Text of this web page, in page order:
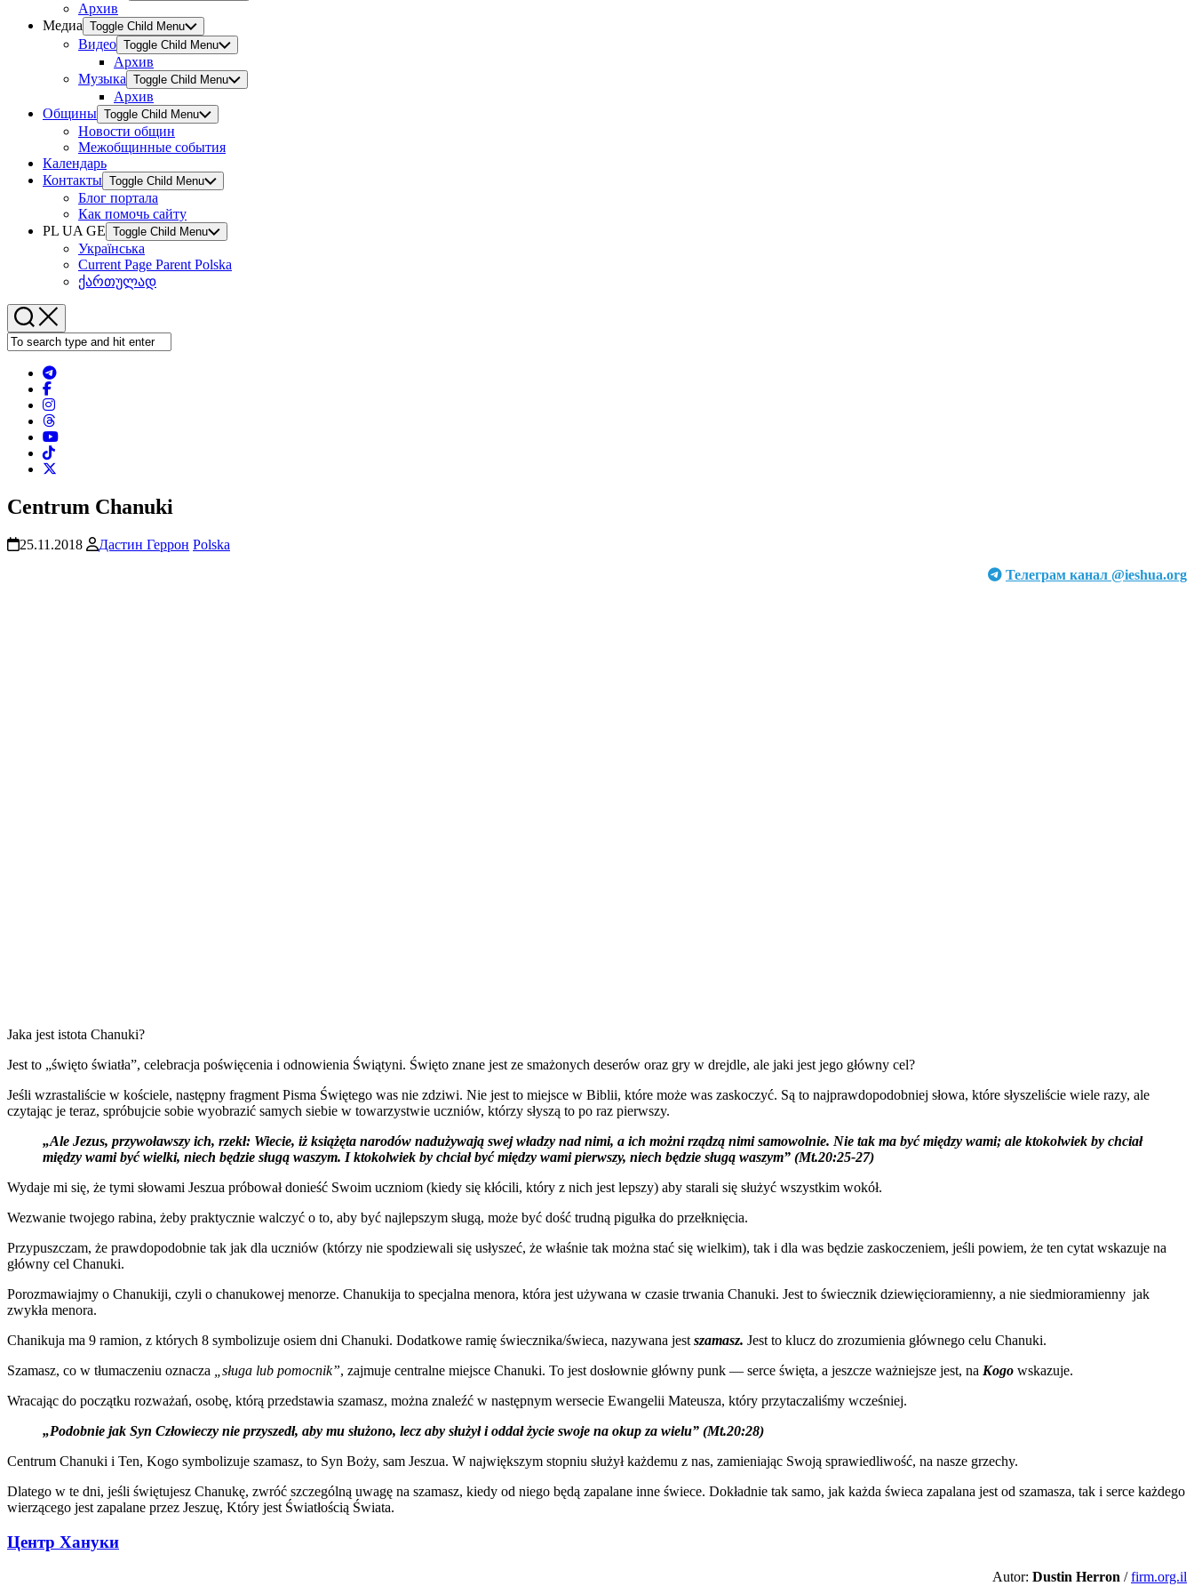
Архив
Медиа Toggle Child Menu
Видео Toggle Child Menu
Архив
Музыка Toggle Child Menu
Архив
Общины Toggle Child Menu
Новости общин
Межобщинные события
Календарь
Контакты Toggle Child Menu
Блог портала
Как помочь сайту
PL UA GE Toggle Child Menu
Українська
Current Page Parent Polska
ქართულად
Centrum Chanuki
25.11.2018 Дастин Геррон Polska
Телеграм канал @ieshua.org
Jaka jest istota Chanuki?
Jest to „święto światła”, celebracja poświęcenia i odnowienia Świątyni. Święto znane jest ze smażonych deserów oraz gry w drejdle, ale jaki jest jego główny cel?
Jeśli wzrastaliście w kościele, następny fragment Pisma Świętego was nie zdziwi. Nie jest to miejsce w Biblii, które może was zaskoczyć. Są to najprawdopodobniej słowa, które słyszeliście wiele razy, ale
czytając je teraz, spróbujcie sobie wyobrazić samych siebie w towarzystwie uczniów, którzy słyszą to po raz pierwszy.
„Ale Jezus, przywoławszy ich, rzekł: Wiecie, iż książęta narodów nadużywają swej władzy nad nimi, a ich możni rządzą nimi samowolnie. Nie tak ma być między wami; ale ktokolwiek by chciał
między wami być wielki, niech będzie sługą waszym. I ktokolwiek by chciał być między wami pierwszy, niech będzie sługą waszym” (Mt.20:25-27)
Wydaje mi się, że tymi słowami Jeszua próbował donieść Swoim uczniom (kiedy się kłócili, który z nich jest lepszy) aby starali się służyć wszystkim wokół.
Wezwanie twojego rabina, żeby praktycznie walczyć o to, aby być najlepszym sługą, może być dość trudną pigułka do przełknięcia.
Przypuszczam, że prawdopodobnie tak jak dla uczniów (którzy nie spodziewali się usłyszeć, że właśnie tak można stać się wielkim), tak i dla was będzie zaskoczeniem, jeśli powiem, że ten cytat wskazuje na
główny cel Chanuki.
Porozmawiajmy o Chanukiji, czyli o chanukowej menorze. Chanukija to specjalna menora, która jest używana w czasie trwania Chanuki. Jest to świecznik dziewięcioramienny, a nie siedmioramienny jak
zwykła menora.
Chanikuja ma 9 ramion, z których 8 symbolizuje osiem dni Chanuki. Dodatkowe ramię świecznika/świeca, nazywana jest szamasz. Jest to klucz do zrozumienia głównego celu Chanuki.
Szamasz, co w tłumaczeniu oznacza
„sługa lub pomocnik”, zajmuje centralne miejsce Chanuki. To jest dosłownie główny punk — serce święta, a jeszcze ważniejsze jest, na Kogo wskazuje.
Wracając do początku rozważań, osobę, którą przedstawia szamasz, można znaleźć w następnym wersecie Ewangelii Mateusza, który przytaczaliśmy wcześniej.
„Podobnie jak Syn Człowieczy nie przyszedł, aby mu służono, lecz aby służył i oddał życie swoje na okup za wielu” (Mt.20:28)
Centrum Chanuki i Ten, Kogo symbolizuje szamasz, to Syn Boży, sam Jeszua. W największym stopniu służył każdemu z nas, zamieniając Swoją sprawiedliwość, na nasze grzechy.
Dlatego w te dni, jeśli świętujesz Chanukę, zwróć szczególną uwagę na szamasz, kiedy od niego będą zapalane inne świece. Dokładnie tak samo, jak każda świeca zapalana jest od szamasza, tak i serce każdego
wierzącego jest zapalane przez Jeszuę, Który jest Światłością Świata.
Центр Хануки
Autor: Dustin Herron /firm.org.il